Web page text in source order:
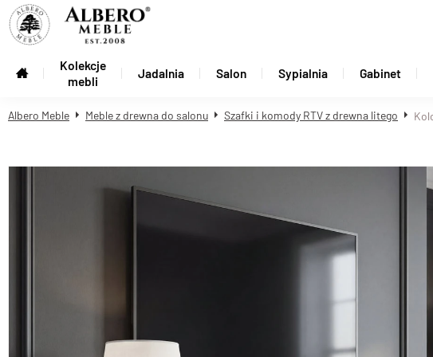
Kolekcje
mebli
Jadalnia Salon Sypialnia Gabinet
Albero Meble Meble z drewna do salonu Szafki i komody RTV z drewna litego